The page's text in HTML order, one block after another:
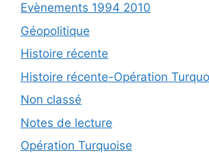
Evènements 1994 2010
Géopolitique
Histoire récente
Histoire récente-Opération
Non classé
Notes de lecture
Opération Turquoise